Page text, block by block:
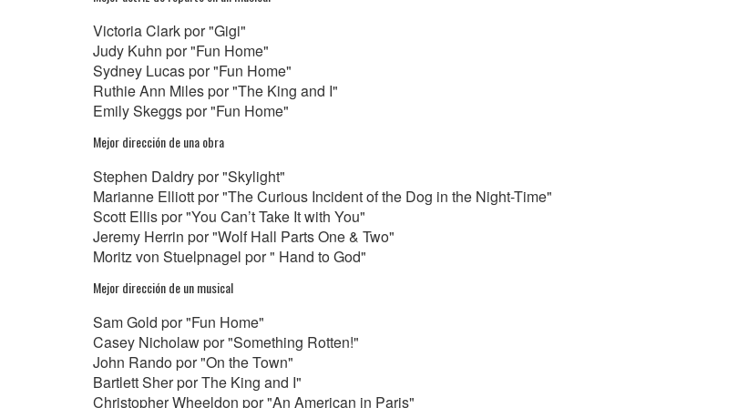
Victoria Clark por "Gigi"
Judy Kuhn por "Fun Home"
Sydney Lucas por "Fun Home"
Ruthie Ann Miles por "The King and I"
Emily Skeggs por "Fun Home"
Mejor dirección de una obra
Stephen Daldry por "Skylight"
Marianne Elliott por "The Curious Incident of the Dog in the Night-Time"
Scott Ellis por "You Can’t Take It with You"
Jeremy Herrin por "Wolf Hall Parts One & Two"
Moritz von Stuelpnagel por " Hand to God"
Mejor dirección de un musical
Sam Gold por "Fun Home"
Casey Nicholaw por "Something Rotten!"
John Rando por "On the Town"
Bartlett Sher por The King and I"
Christopher Wheeldon por "An American in Paris"